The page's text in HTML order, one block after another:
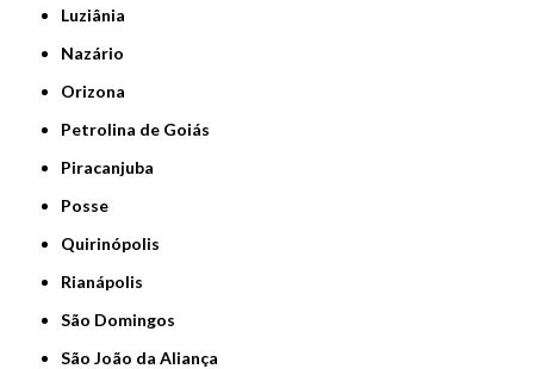
Luziânia
Nazário
Orizona
Petrolina de Goiás
Piracanjuba
Posse
Quirinópolis
Rianápolis
São Domingos
São João da Aliança